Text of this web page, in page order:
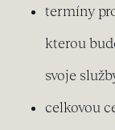
termíny
kterou
svoje
celkovou